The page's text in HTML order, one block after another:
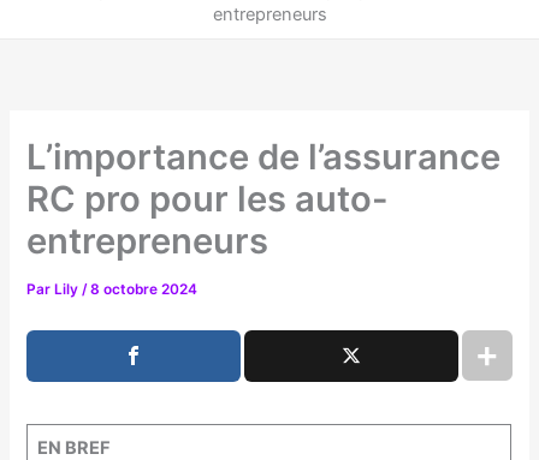
entrepreneurs
L’importance de l’assurance
RC pro pour les auto-
entrepreneurs
Par Lily/8 octobre 2024
EN BREF